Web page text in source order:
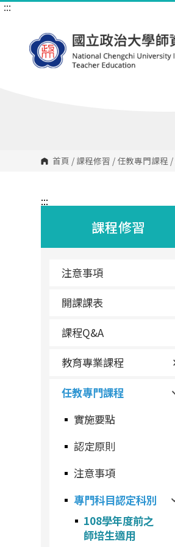
跳
:::
首頁 / 課程修習 / 任教專門課程 /
:::
課程修習
注意事項
開課課表
課程Q&A
教育專業課程
任教專門課程
實施要點
認定原則
注意事項
專門科目認定科別
108學年度前之
師培生適用